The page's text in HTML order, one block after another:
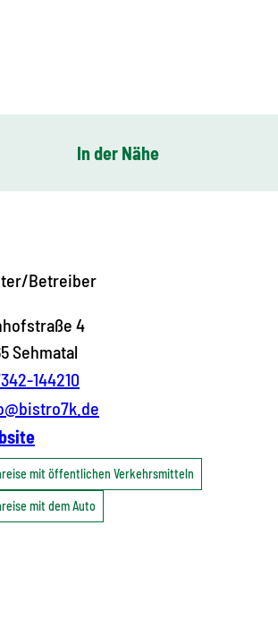
In der Nähe
Betreiber
4
Sehmatal
144210
mit öffentlichen Verkehrsmitteln
mit dem Auto